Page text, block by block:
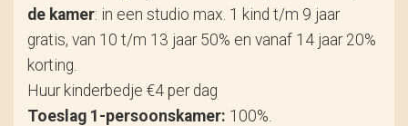
de kamer: in een studio max. 1 kind t/m 9 jaar
gratis, van 10 t/m 13 jaar 50% en vanaf 14 jaar 20%
korting.
Huur kinderbedje €4 per dag
Toeslag 1-persoonskamer: 100%.